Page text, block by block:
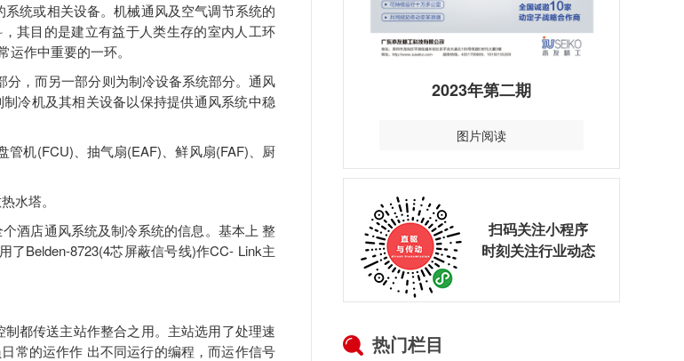
统或相关设备。机械通风及空气调节系统的
其目的是建立有益于人类生存的室内人工环
作中重要的一环。
，而另一部分则为制冷设备系统部分。通风
冷机及其相关设备以保持提供通风系统中稳
机(FCU)、抽气扇(EAF)、鲜风扇(FAF)、厨
水塔。
酒店通风系统及制冷系统的信息。基本上 整
Belden-8723(4芯屏蔽信号线)作CC- Link主
都传送主站作整合之用。主站选用了处理速
常的运作作 出不同运行的编程，而运作信号
2023年第二期
图片阅读
扫码关注小程序
时刻关注行业动态
热门栏目